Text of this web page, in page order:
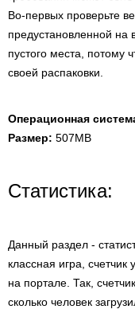
Во-первых проверьте
предустановленной на
пустого места, потому
своей распаковки.
Операционная
Размер: 507MB
Статистика:
Данный раздел -
классная игра,
на портале. Так,
сколько человек